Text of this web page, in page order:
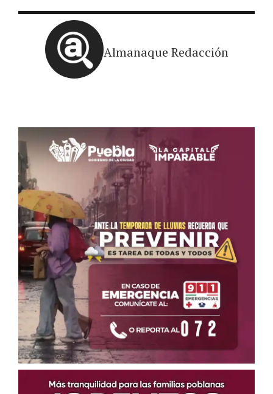
Almanaque Redacción